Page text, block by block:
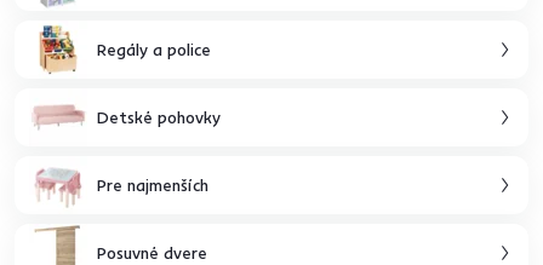
Regály a police
Detské pohovky
Pre najmenších
Posuvné dvere